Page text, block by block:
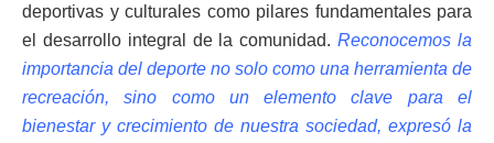
deportivas y culturales como pilares fundamentales para
el desarrollo integral de la comunidad.Reconocemos la
importancia del deporte no solo como una herramienta de
recreación, sino como un elemento clave para el
bienestar y crecimiento de nuestra sociedad, expresó la